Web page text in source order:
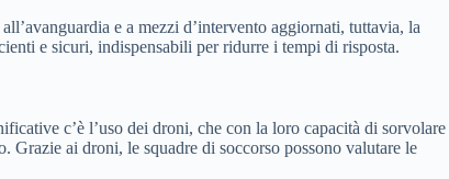
e a mezzi d’intervento aggiornati, tuttavia, la
e sicuri, indispensabili per ridurre i tempi di risposta.
c’è l’uso dei droni, che con la loro capacità di sorvolare
Grazie ai droni, le squadre di soccorso possono valutare le